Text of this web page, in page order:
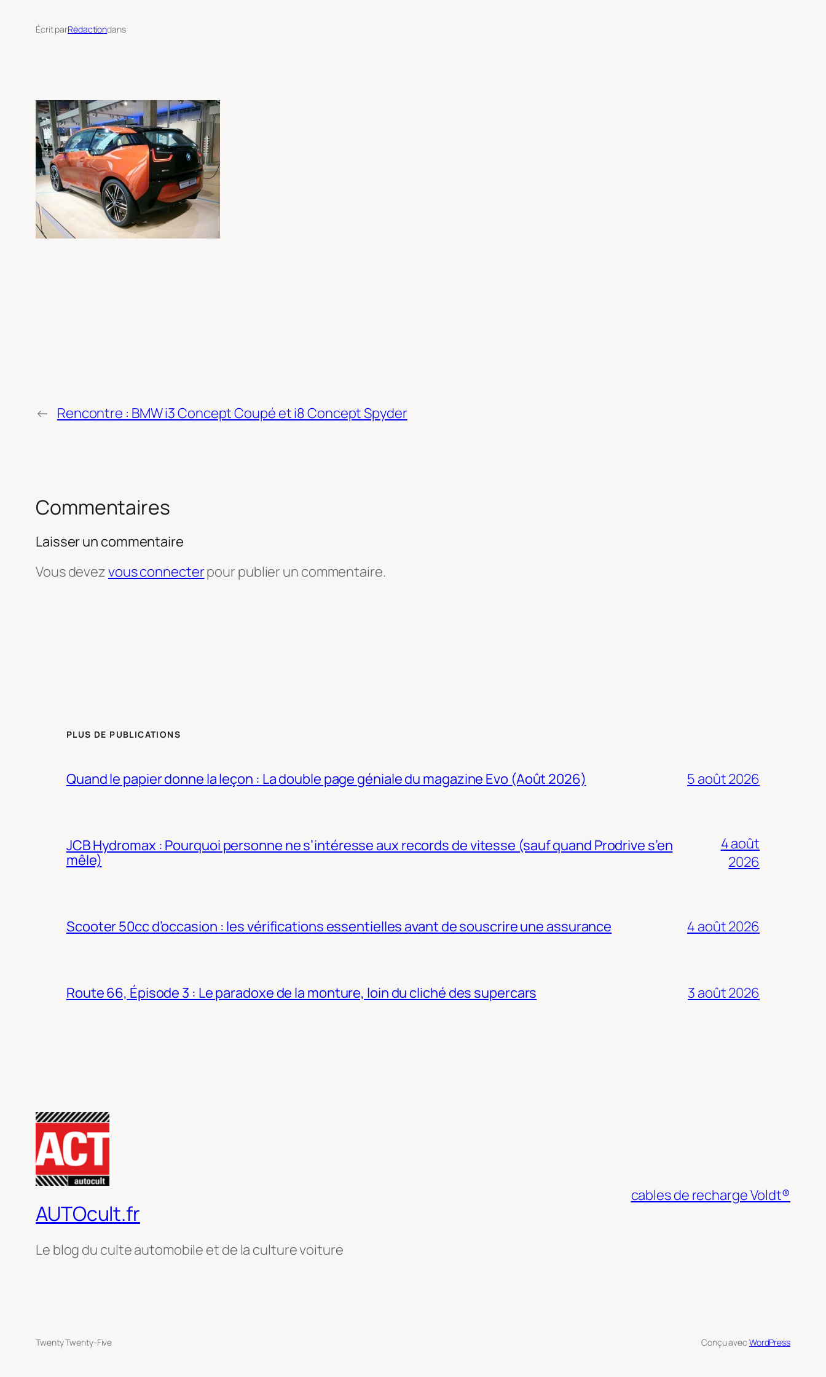
Écrit parRédactiondans
← Rencontre : BMW i3 Concept Coupé et i8 Concept Spyder
Commentaires
Laisser un commentaire
Vous devezvous connecterpour publier un commentaire.
PLUS DE PUBLICATIONS
Quand le papier donne la leçon : La double page géniale du magazine Evo (Août 2026) 5 août 2026
JCB Hydromax : Pourquoi personne ne s’intéresse aux records de vitesse (sauf quand Prodrive s’en
mêle)
4 août
2026
Scooter 50cc d’occasion : les vérifications essentielles avant de souscrire une assurance 4 août 2026
Route 66, Épisode 3 : Le paradoxe de la monture, loin du cliché des supercars 3 août 2026
AUTOcult.fr
Le blog du culte automobile et de la culture voiture
cables de recharge Voldt®
Twenty Twenty-Five Conçu avec WordPress